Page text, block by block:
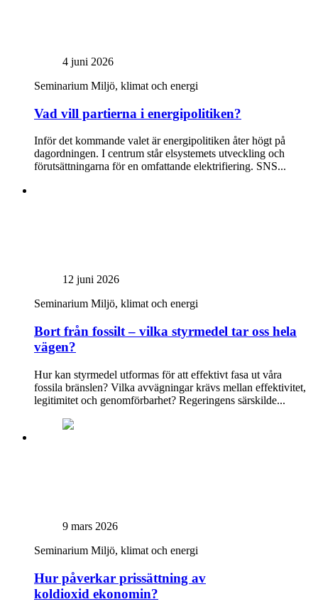
4 juni 2026
Seminarium Miljö, klimat och energi
Vad vill partierna i energipolitiken?
Inför det kommande valet är energipolitiken åter högt på
dagordningen. I centrum står elsystemets utveckling och
förutsättningarna för en omfattande elektrifiering. SNS...
12 juni 2026
Seminarium Miljö, klimat och energi
Bort från fossilt – vilka styrmedel tar oss hela
vägen?
Hur kan styrmedel utformas för att effektivt fasa ut våra
fossila bränslen? Vilka avvägningar krävs mellan effektivitet,
legitimitet och genomförbarhet? Regeringens särskilde...
9 mars 2026
Seminarium Miljö, klimat och energi
Hur påverkar prissättning av
koldioxid ekonomin?